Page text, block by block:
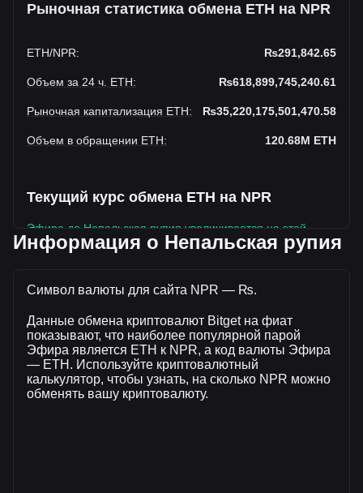
Рыночная статистика обмена ETH на NPR
ETH/NPR: ₨291,842.65
Объем за 24 ч. ETH: ₨618,899,745,240.61
Рыночная капитализация ETH: ₨35,220,175,501,470.58
Объем в обращении ETH: 120.68M ETH
Текущий курс обмена ETH на NPR
Эфира до Непальская рупия увеличивается на этой
неделе.
за ETH, а общая рыночная капитализация составляет
Эфира ₨35,220,175,501,470.58 NPR. Объем торгов упал
на Эфира% (₨-142,629,004,038.78 NPR) за последние
24 часа, а объем торгов -18.73 составил
₨761,528,749,279.39 было продано за тот же период.
Информация о Непальская рупия
Символ валюты для сайта NPR — ₨.
Данные обмена криптовалют Bitget на фиат
показывают, что наиболее популярной парой
Эфира является ETH к NPR, а код валюты Эфира
— ETH. Используйте криптовалютный
калькулятор, чтобы узнать, на сколько NPR можно
обменять вашу криптовалюту.